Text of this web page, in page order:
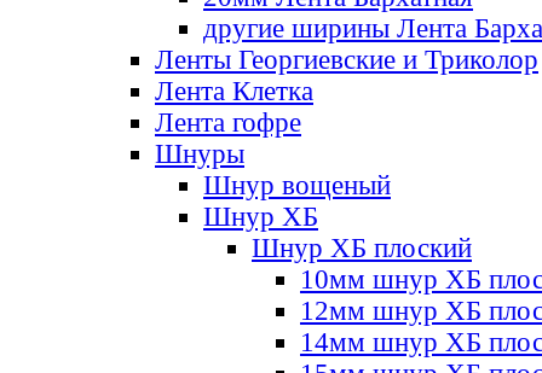
другие ширины Лента
Ленты Георгиевские и Триколор
Лента Клетка
Лента гофре
Шнуры
Шнур вощеный
Шнур ХБ
Шнур ХБ плоский
10мм шнур ХБ
12мм шнур ХБ
14мм шнур ХБ